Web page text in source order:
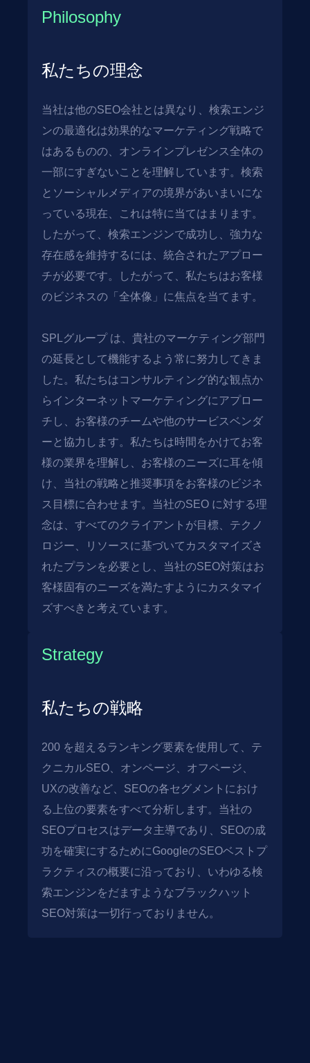
Philosophy
私たちの理念
当社は他のSEO会社とは異なり、検索エンジ
ンの最適化は効果的なマーケティング戦略で
はあるものの、オンラインプレゼンス全体の
一部にすぎないことを理解しています。検索
とソーシャルメディアの境界があいまいにな
っている現在、これは特に当てはまります。
したがって、検索エンジンで成功し、強力な
存在感を維持するには、統合されたアプロー
チが必要です。したがって、私たちはお客様
のビジネスの「全体像」に焦点を当てます。
SPLグループ は、貴社のマーケティング部門
の延長として機能するよう常に努力してきま
した。私たちはコンサルティング的な観点か
らインターネットマーケティングにアプロー
チし、お客様のチームや他のサービスベンダ
ーと協力します。私たちは時間をかけてお客
様の業界を理解し、お客様のニーズに耳を傾
け、当社の戦略と推奨事項をお客様のビジネ
ス目標に合わせます。当社のSEO に対する理
念は、すべてのクライアントが目標、テクノ
ロジー、リソースに基づいてカスタマイズさ
れたプランを必要とし、当社のSEO対策はお
客様固有のニーズを満たすようにカスタマイ
ズすべきと考えています。
Strategy
私たちの戦略
200 を超えるランキング要素を使用して、テ
クニカルSEO、オンページ、オフページ、
UXの改善など、SEOの各セグメントにおけ
る上位の要素をすべて分析します。当社の
SEOプロセスはデータ主導であり、SEOの成
功を確実にするためにGoogleのSEOベストプ
ラクティスの概要に沿っており、いわゆる検
索エンジンをだますようなブラックハット
SEO対策は一切行っておりません。